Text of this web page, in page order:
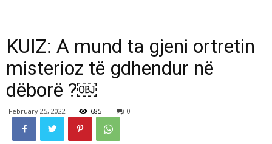
KUIZ: A mund ta gjeni ortretin
misterioz të gdhendur në
dëborë ?￼
February 25, 2022 685 0